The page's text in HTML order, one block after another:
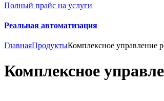
Полный прайс на услуги
Реальная автоматизация
ГлавнаяПродуктыКомплексное управление
Комплексное